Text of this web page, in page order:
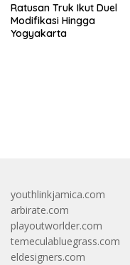
Ratusan Truk Ikut Duel
Modifikasi Hingga
Yogyakarta
youthlinkjamica.com
arbirate.com
playoutworlder.com
temeculabluegrass.com
eldesigners.com